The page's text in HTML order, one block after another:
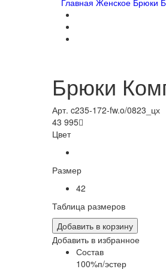
Главная Женское Брюки
Брюки
Арт. c235-172-fw.o/0823_цх
43 995
Цвет
Размер
42
Таблица размеров
Добавить в корзину
Добавить в избранное
Состав
100%п/эстер